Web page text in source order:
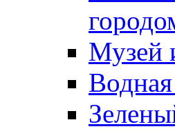
Музей